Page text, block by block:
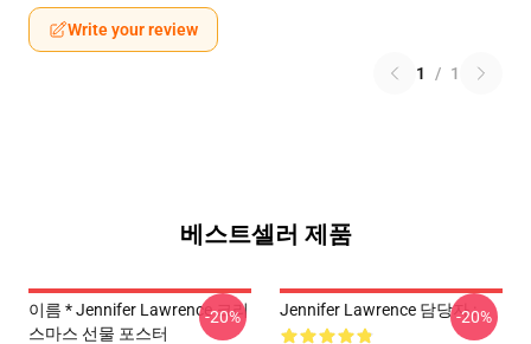
Write your review
1 / 1
베스트셀러 제품
이름 * Jennifer Lawrence 크리
스마스 선물 포스터
-20% Jennifer Lawrence 담당자 :-20%